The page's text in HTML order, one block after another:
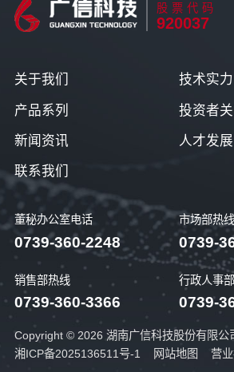
股票代码
920037
董秘办公室电话
0739-360-2248
市场部热线
0739-
销售部热线
0739-360-3366
行政人事
0739-
关于我们 技术实力
产品系列 投资者
新闻资讯 人才发展
联系我们
Copyright © 2026 湖南广信科技股份有限公
湘ICP备2025136511号-1
网站地图 营